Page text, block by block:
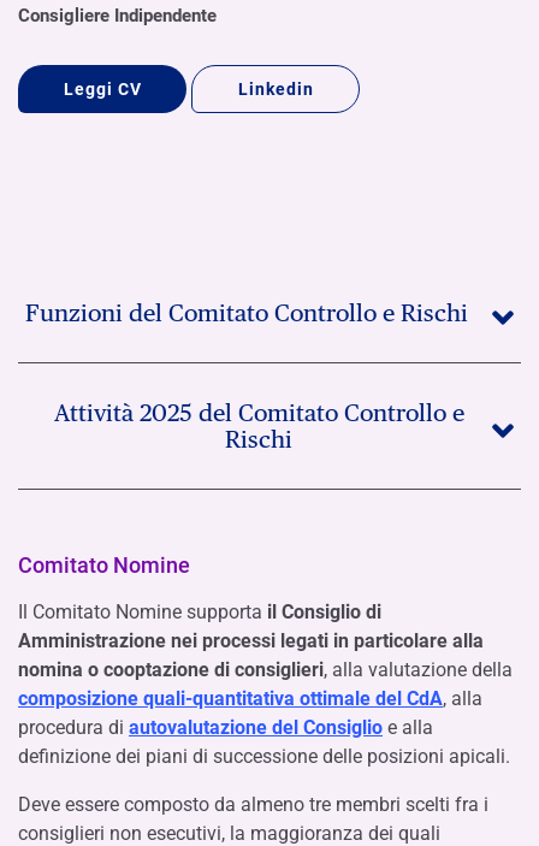
Consigliere Indipendente
Leggi CV Linkedin
Funzioni del Comitato Controllo e Rischi
Attività 2025 del Comitato Controllo e
Rischi
Comitato Nomine
Il Comitato Nomine supporta il Consiglio di
Amministrazione nei processi legati in particolare alla
nomina o cooptazione di consiglieri, alla valutazione della
composizione quali-quantitativa ottimale del CdA, alla
procedura di autovalutazione del Consiglio e alla
definizione dei piani di successione delle posizioni apicali.
Deve essere composto da almeno tre membri scelti fra i
consiglieri non esecutivi, la maggioranza dei quali